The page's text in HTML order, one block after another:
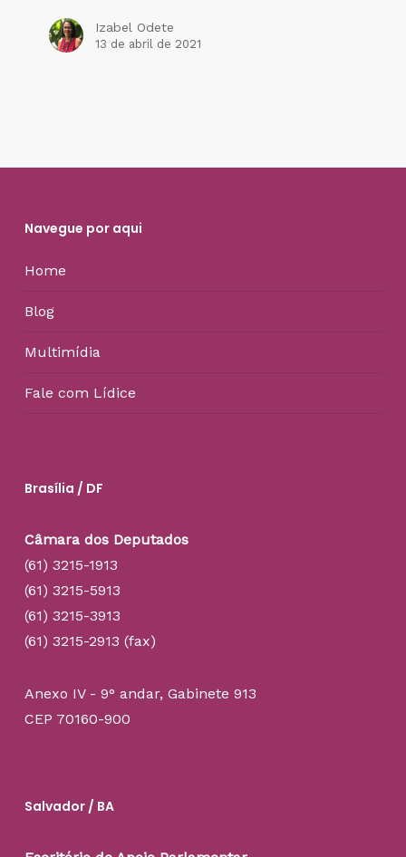
Izabel Odete
13 de abril de 2021
Navegue por aqui
Home
Blog
Multimídia
Fale com Lídice
Brasília / DF
Câmara dos Deputados
(61) 3215-1913
(61) 3215-5913
(61) 3215-3913
(61) 3215-2913 (fax)
Anexo IV - 9° andar, Gabinete 913
CEP 70160-900
Salvador / BA